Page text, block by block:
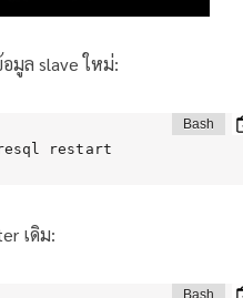
มูล slave ใหม่:
restart
เดิม: